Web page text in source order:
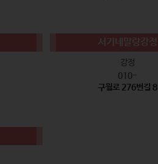
서기네말랑강정
강정
010-
구월로 276번길 8